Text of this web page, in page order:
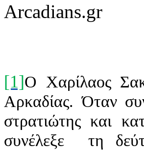
Arcadians.gr
[1]Ο Χαρίλαος
Αρκαδίας. Όταν
στρατιώτης και
συνέλεξε τη